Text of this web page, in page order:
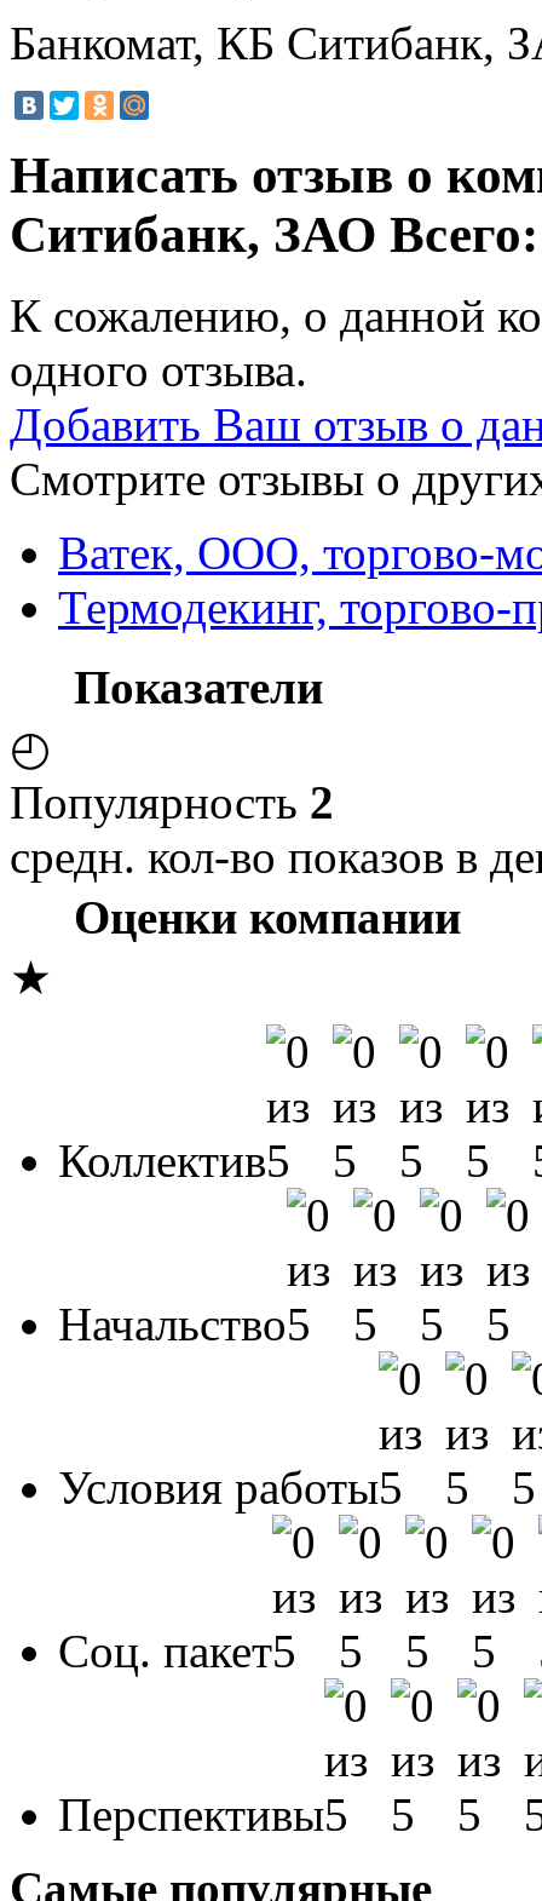
Банкомат, КБ Ситибанк,
Написать отзыв о
Ситибанк, ЗАО
К сожалению, о данной
одного отзыва.
Добавить Ваш отзыв о
Смотрите отзывы о
Ватек, ООО, торгово-
Термодекинг, торгово-
Показатели
◴
Популярность 2
средн. кол-во показов в
Оценки компании
★
Коллектив
Начальство
Условия работы
Соц. пакет
Перспективы
Самые популярные